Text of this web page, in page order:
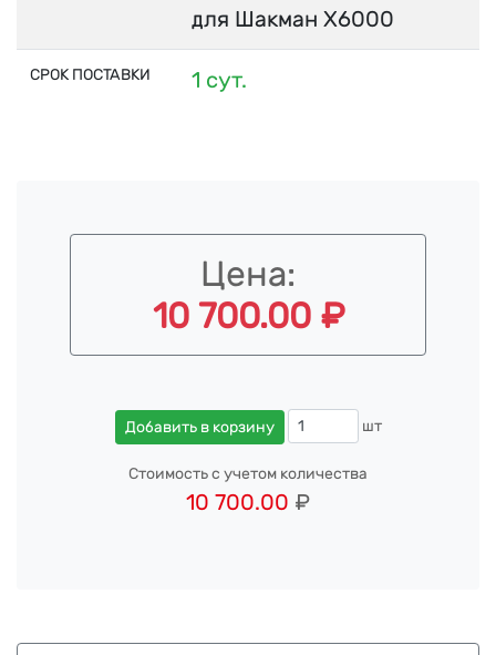
для Шакман Х6000
СРОК ПОСТАВКИ 1 сут.
Цена:
10 700.00 ₽
Добавить в корзину шт
Стоимость с учетом количества
10 700.00 ₽